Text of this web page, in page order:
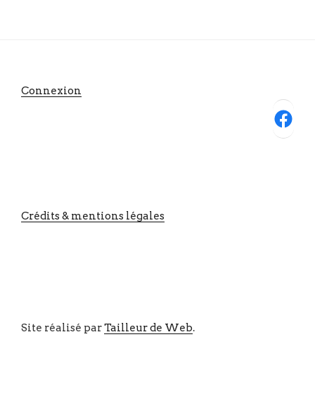
Connexion
Facebook
Crédits & mentions légales
Site réalisé parTailleur de Web.